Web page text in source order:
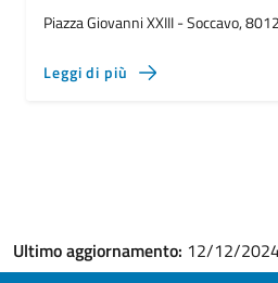
Piazza Giovanni XXIII - Soccavo,
Leggi di più
Ultimo aggiornamento: 12/12/